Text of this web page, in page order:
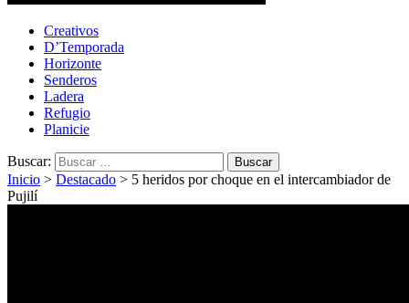
Cotopaxi Noticias
Primer periódico multimedia del centro del país
Creativos
D’Temporada
Horizonte
Senderos
Ladera
Refugio
Planicie
Buscar:
Inicio > Destacado > 5 heridos por choque en el intercambiador de
Pujilí